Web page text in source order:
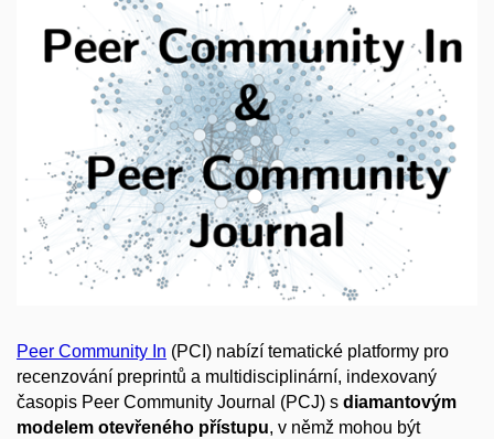
Peer Community In (PCI) nabízí tematické platformy pro
recenzování preprintů a multidisciplinární, indexovaný
časopis Peer Community Journal (PCJ) s diamantovým
modelem otevřeného přístupu, v němž mohou být